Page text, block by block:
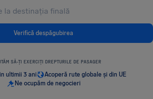
Verifică despăgubirea
SĂ-ȚI EXERCIȚI DREPTURILE DE PASAGER
ultimii 3 ani
Acoperă rute globale și din UE
Ne ocupăm de negocieri